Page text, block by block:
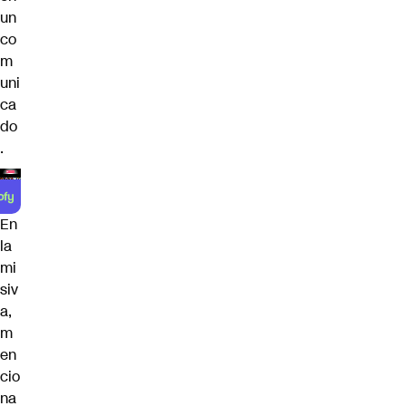
un
co
m
uni
ca
do
.
En
la
mi
siv
a,
m
en
cio
na